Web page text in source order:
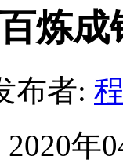
炼成
布者:
年